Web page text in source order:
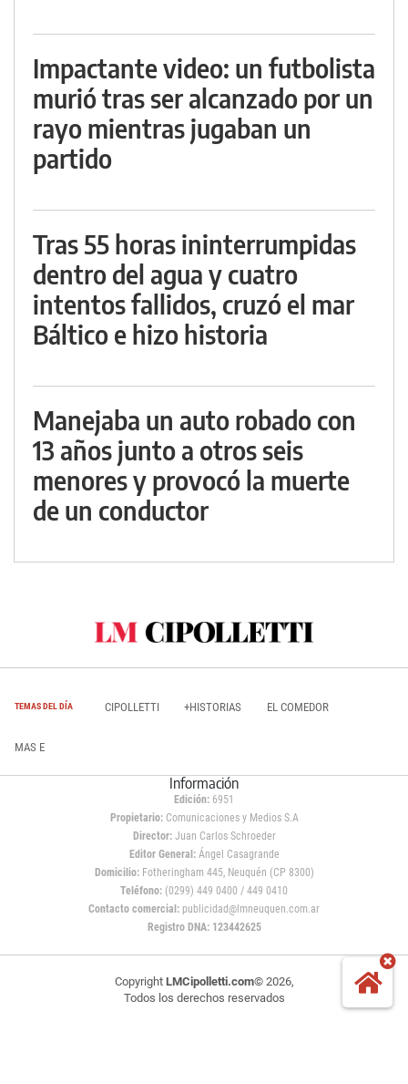
Impactante video: un futbolista
murió tras ser alcanzado por un
rayo mientras jugaban un
partido
Tras 55 horas ininterrumpidas
dentro del agua y cuatro
intentos fallidos, cruzó el mar
Báltico e hizo historia
Manejaba un auto robado con
13 años junto a otros seis
menores y provocó la muerte
de un conductor
TEMAS DEL DÍA CIPOLLETTI +HISTORIAS EL COMEDOR
MAS E
Información
Edición: 6951
Propietario:Comunicaciones y Medios S.A
Director: Juan Carlos Schroeder
Editor General:Ángel Casagrande
Domicilio:Fotheringham 445, Neuquén (CP 8300)
Teléfono: (0299) 449 0400 / 449 0410
Contacto comercial: publicidad@lmneuquen.com.ar
Registro DNA: 123442625
Copyright LMCipolletti.com© 2026,
Todos los derechos reservados